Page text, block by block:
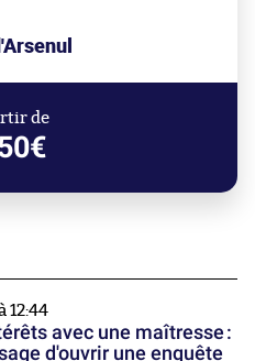
de
12:44
avec une maîtresse :
d'ouvrir une enquête